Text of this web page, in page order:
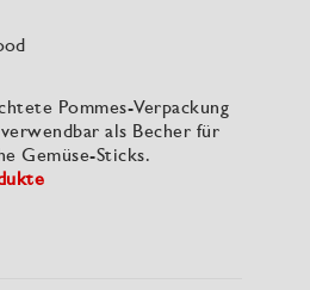
Pommes-Verpackung
als Becher für
Gemüse-Sticks.